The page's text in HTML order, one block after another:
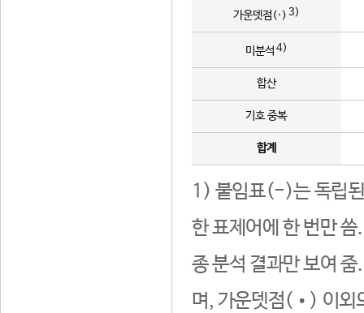
가운뎃점(·) 3)
미분석 4)
합산
기호 중복
합계
1) 붙임표(-)는 독립된
한 표제어에 한 번만
종 분석 결과만 보여
며, 가운뎃점(•) 이외